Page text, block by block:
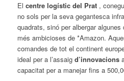
El centre logístic del Prat,
no sols per la seva gegantesca
quadrats, sinó per albergar
més ambicioses de *Amazon.
comandes de tot el continent
ideal per a l’assaig d’innovacions
capacitat per a manejar fins a